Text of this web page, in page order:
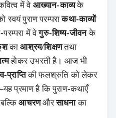
में वे आख्यान-काव्यके
स्वयं पुराण परम्पराकथा-काव्यों
में वेगुरु-शिष्य-जीवनके
काआश्रय/शिक्षणतथा
होकर उभरती है। आज भी
प्राप्तिकी फलश्रुति को लेकर
प्रमाण है कि पुराण-कथाएँ
आचरणऔरसाधनाका